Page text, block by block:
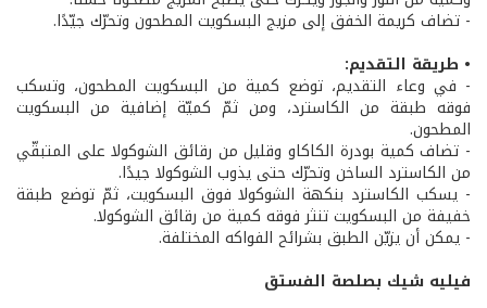
- تضاف كريمة الخفق إلى مزيج البسكويت المطحون وتحرّك جيّدًا.
• طريقة التقديم:
- في وعاء التقديم، توضع كمية من البسكويت المطحون، وتسكب
فوقه طبقة من الكاسترد، ومن ثمّ كميّة إضافية من البسكويت
المطحون.
- تضاف كمية بودرة الكاكاو وقليل من رقائق الشوكولا على المتبقّي
من الكاسترد الساخن وتحرّك حتى يذوب الشوكولا جيدًا.
- يسكب الكاسترد بنكهة الشوكولا فوق البسكويت، ثمّ توضع طبقة
خفيفة من البسكويت تنثر فوقه كمية من رقائق الشوكولا.
- يمكن أن يزيّن الطبق بشرائح الفواكه المختلفة.
فيليه شيك بصلصة الفستق